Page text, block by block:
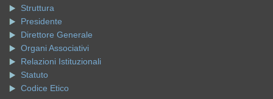
Struttura
Presidente
Direttore Generale
Organi Associativi
Relazioni Istituzionali
Statuto
Codice Etico